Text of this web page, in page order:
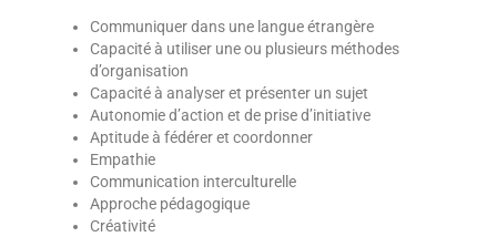
Communiquer dans une langue étrangère
Capacité à utiliser une ou plusieurs méthodes
d’organisation
Capacité à analyser et présenter un sujet
Autonomie d’action et de prise d’initiative
Aptitude à fédérer et coordonner
Empathie
Communication interculturelle
Approche pédagogique
Créativité